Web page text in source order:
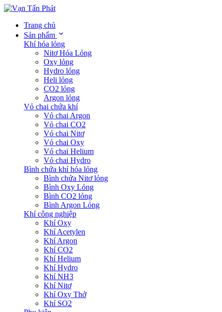
Trang chủ
Sản phẩm
Khí hóa lỏng
Nitơ Hóa Lỏng
Oxy lỏng
Hydro lỏng
Heli lỏng
CO2 lỏng
Argon lỏng
Vỏ chai chứa khí
Vỏ chai Argon
Vỏ chai CO2
Vỏ chai Nitơ
Vỏ chai Oxy
Vỏ chai Helium
Vỏ chai Hydro
Bình chứa khí hóa lỏng
Bình chứa Nitơ lỏng
Bình Oxy Lỏng
Bình CO2 lỏng
Bình Argon Lỏng
Khí công nghiệp
Khí Oxy
Khí Acetylen
Khí Argon
Khí CO2
Khí Helium
Khí Hydro
Khí NH3
Khí Nitơ
Khí Oxy Thở
Khí SO2